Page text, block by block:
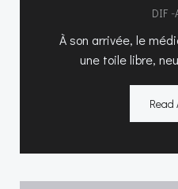
DIF -
À son arrivée, le
une toile libre,
Read